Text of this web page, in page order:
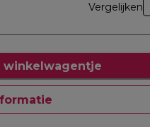
Vergelijken
winkelwagentje